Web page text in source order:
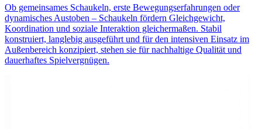
Ob gemeinsames Schaukeln, erste Bewegungserfahrungen oder
dynamisches Austoben – Schaukeln fördern Gleichgewicht,
Koordination und soziale Interaktion gleichermaßen. Stabil
konstruiert, langlebig ausgeführt und für den intensiven Einsatz im
Außenbereich konzipiert, stehen sie für nachhaltige Qualität und
dauerhaftes Spielvergnügen.